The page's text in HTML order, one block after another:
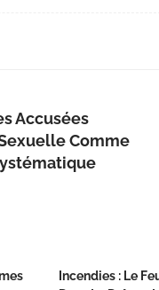
Accusées
Comme
Incendies : Le